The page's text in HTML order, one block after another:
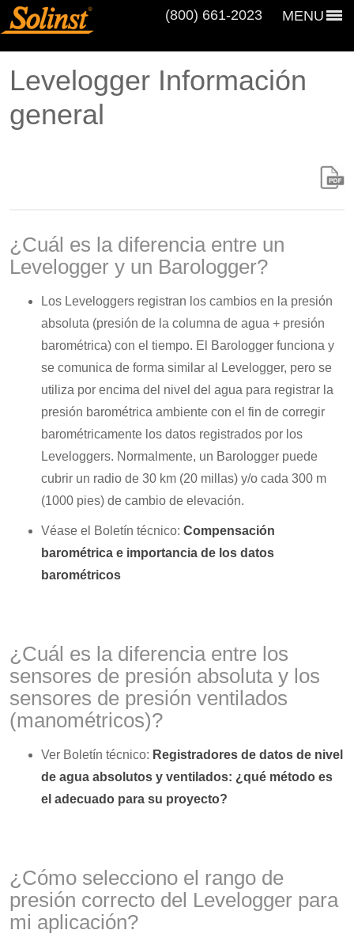
MENU
(800) 661‑2023
Levelogger Información
general
¿Cuál es la diferencia entre un
Levelogger y un Barologger?
Los Leveloggers registran los cambios en la presión
absoluta (presión de la columna de agua + presión
barométrica) con el tiempo. El Barologger funciona y
se comunica de forma similar al Levelogger, pero se
utiliza por encima del nivel del agua para registrar la
presión barométrica ambiente con el fin de corregir
barométricamente los datos registrados por los
Leveloggers. Normalmente, un Barologger puede
cubrir un radio de 30 km (20 millas) y/o cada 300 m
(1000 pies) de cambio de elevación.
Véase el Boletín técnico: Compensación
barométrica e importancia de los datos
barométricos
¿Cuál es la diferencia entre los
sensores de presión absoluta y los
sensores de presión ventilados
(manométricos)?
Ver Boletín técnico: Registradores de datos de nivel
de agua absolutos y ventilados: ¿qué método es
el adecuado para su proyecto?
¿Cómo selecciono el rango de
presión correcto del Levelogger para
mi aplicación?